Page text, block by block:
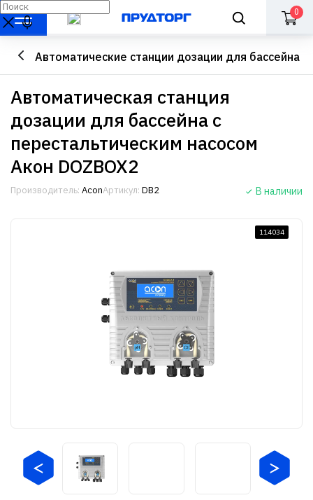
0
Автоматические станции дозации для бассейна
Автоматическая станция
дозации для бассейна с
перестальтическим насосом
Акон DOZBOX2
Производитель: AconАртикул: DB2 В наличии
114034